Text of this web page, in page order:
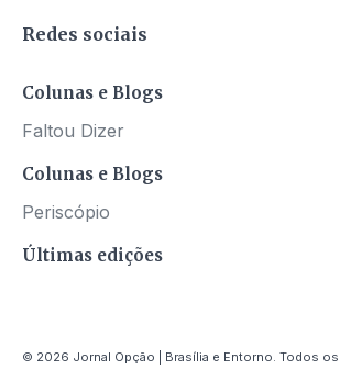
Redes sociais
Colunas e Blogs
Faltou Dizer
Colunas e Blogs
Periscópio
Últimas edições
© 2026 Jornal Opção | Brasília e Entorno. Todos